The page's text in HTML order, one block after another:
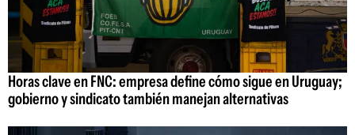
Horas clave en FNC: empresa define cómo sigue en Uruguay;
gobierno y sindicato también manejan alternativas